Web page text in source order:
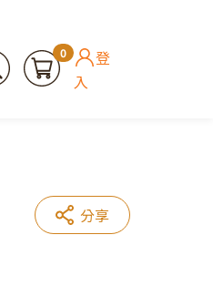
0
登
入
分享